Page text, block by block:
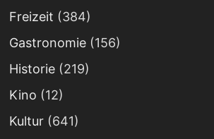
Freizeit (384)
Gastronomie(156)
Historie(219)
Kino (12)
Kultur(641)